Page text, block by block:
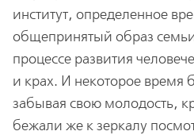
институт, определенное
общепринятый образ
процессе развития
и крах. И некоторое время
забывая свою молодость,
бежали же к зеркалу